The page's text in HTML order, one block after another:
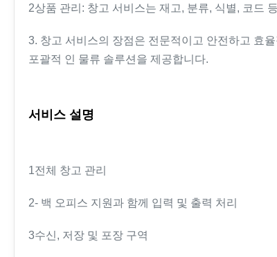
2상품 관리: 창고 서비스는 재고, 분류, 식별, 코드
3. 창고 서비스의 장점은 전문적이고 안전하고 효
포괄적 인 물류 솔루션을 제공합니다.
서비스 설명
1전체 창고 관리
2- 백 오피스 지원과 함께 입력 및 출력 처리
3수신, 저장 및 포장 구역